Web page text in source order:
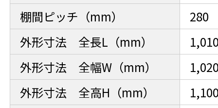
棚間ピッチ（mm）
280
外形寸法 全長L（mm）
外形寸法 全幅W（mm）
外形寸法 全高H（mm）